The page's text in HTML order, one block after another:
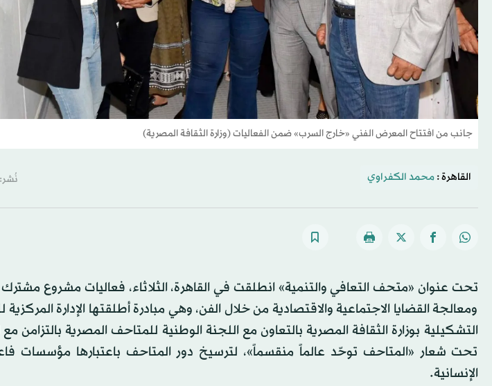
جانب من افتتاح المعرض الفني «خارج السرب» ضمن الفعاليات (وزارة الثقافة المصرية)
القاهرة : محمد الكفراوي نُشر: 15:56-16 يونيو 2026 م ـ 01
تحت عنوان «متحف التعافي والتنمية» انطلقت في القاهرة، الثلاثاء، فعاليات مشروع
ومعالجة القضايا الاجتماعية والاقتصادية من خلال الفن، وهي مبادرة أطلقتها الإدارة
التشكيلية بوزارة الثقافة المصرية بالتعاون مع اللجنة الوطنية للمتاحف المصرية بالتزامن
تحت شعار «المتاحف توحّد عالماً منقسماً»، لترسيخ دور المتاحف باعتبارها مؤسسات
الإنسانية.